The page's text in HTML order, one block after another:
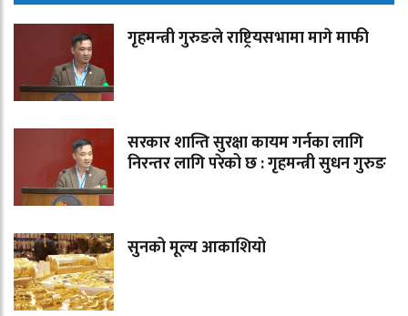
गृहमन्त्री गुरुङले राष्ट्रियसभामा मागे माफी
सरकार शान्ति सुरक्षा कायम गर्नका लागि
निरन्तर लागि परेको छ : गृहमन्त्री सुधन गुरुङ
सुनको मूल्य आकाशियो